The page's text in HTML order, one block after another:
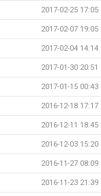
2017-02-25 17:05
2017-02-07 19:05
2017-02-04 14:14
2017-01-30 20:51
2017-01-15 00:43
2016-12-18 17:17
2016-12-11 18:45
2016-12-03 15:20
2016-11-27 08:09
2016-11-23 21:39